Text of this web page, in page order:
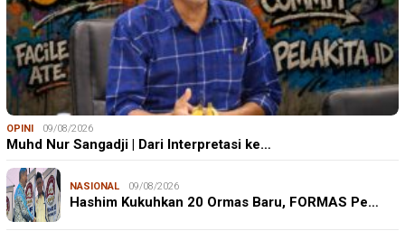
OPINI 09/08/2026
Muhd Nur Sangadji | Dari Interpretasi ke…
NASIONAL 09/08/2026
Hashim Kukuhkan 20 Ormas Baru, FORMAS Pe…